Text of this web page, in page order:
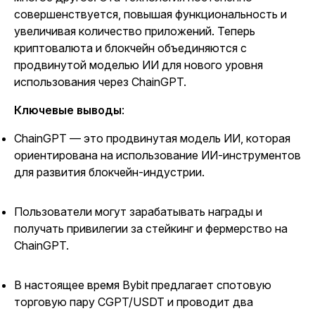
совершенствуется, повышая функциональность и
увеличивая количество приложений. Теперь
криптовалюта и блокчейн объединяются с
продвинутой моделью ИИ для нового уровня
использования через ChainGPT.
Ключевые выводы:
ChainGPT — это продвинутая модель ИИ, которая
ориентирована на использование ИИ-инструментов
для развития блокчейн-индустрии.
Пользователи могут зарабатывать награды и
получать привилегии за стейкинг и фермерство на
ChainGPT.
В настоящее время Bybit предлагает спотовую
торговую пару CGPT/USDT и проводит два